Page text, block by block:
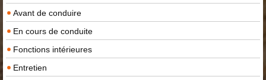
Avant de conduire
En cours de conduite
Fonctions intérieures
Entretien